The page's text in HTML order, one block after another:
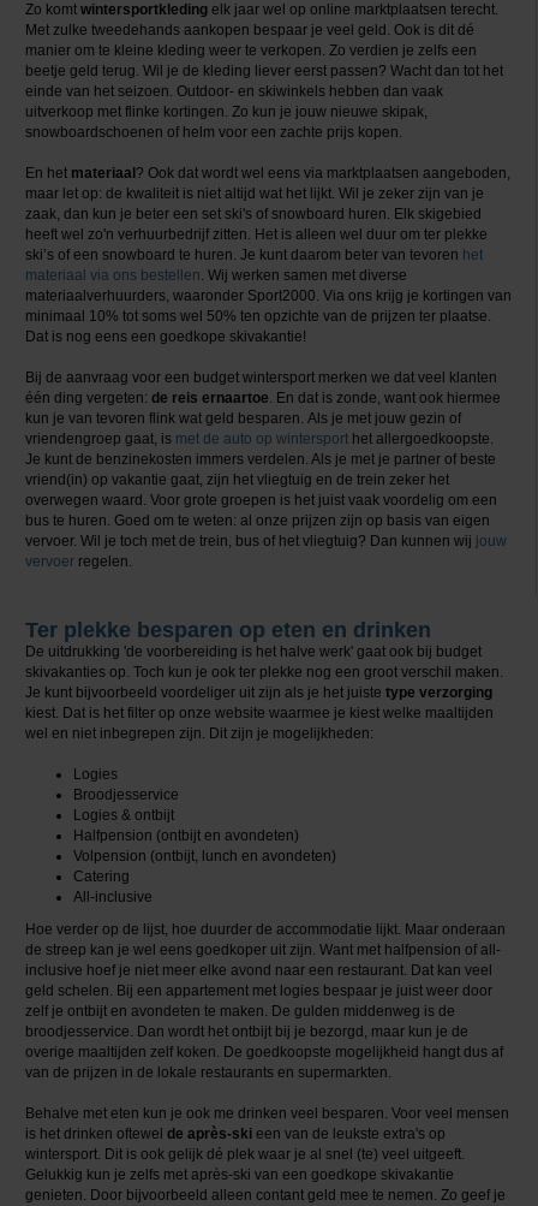
Zo komt wintersportkleding elk jaar wel op online marktplaatsen terecht.
Met zulke tweedehands aankopen bespaar je veel geld. Ook is dit dé
manier om te kleine kleding weer te verkopen. Zo verdien je zelfs een
beetje geld terug. Wil je de kleding liever eerst passen? Wacht dan tot het
einde van het seizoen. Outdoor- en skiwinkels hebben dan vaak
uitverkoop met flinke kortingen. Zo kun je jouw nieuwe skipak,
snowboardschoenen of helm voor een zachte prijs kopen.
En het materiaal ? Ook dat wordt wel eens via marktplaatsen aangeboden,
maar let op: de kwaliteit is niet altijd wat het lijkt. Wil je zeker zijn van je
zaak, dan kun je beter een set ski's of snowboard huren. Elk skigebied
heeft wel zo'n verhuurbedrijf zitten. Het is alleen wel duur om ter plekke
ski’s of een snowboard te huren. Je kunt daarom beter van tevoren het
materiaal via ons bestellen. Wij werken samen met diverse
materiaalverhuurders, waaronder Sport2000. Via ons krijg je kortingen van
minimaal 10% tot soms wel 50% ten opzichte van de prijzen ter plaatse.
Dat is nog eens een goedkope skivakantie!
Bij de aanvraag voor een budget wintersport merken we dat veel klanten
één ding vergeten: de reis ernaartoe. En dat is zonde, want ook hiermee
kun je van tevoren flink wat geld besparen. Als je met jouw gezin of
vriendengroep gaat, is met de auto op wintersport het allergoedkoopste.
Je kunt de benzinekosten immers verdelen. Als je met je partner of beste
vriend(in) op vakantie gaat, zijn het vliegtuig en de trein zeker het
overwegen waard. Voor grote groepen is het juist vaak voordelig om een
bus te huren. Goed om te weten: al onze prijzen zijn op basis van eigen
vervoer. Wil je toch met de trein, bus of het vliegtuig? Dan kunnen wij jouw
vervoer regelen.
Ter plekke besparen op eten en drinken
De uitdrukking 'de voorbereiding is het halve werk' gaat ook bij budget
skivakanties op. Toch kun je ook ter plekke nog een groot verschil maken.
Je kunt bijvoorbeeld voordeliger uit zijn als je het juiste type verzorging
kiest. Dat is het filter op onze website waarmee je kiest welke maaltijden
wel en niet inbegrepen zijn. Dit zijn je mogelijkheden:
Logies
Broodjesservice
Logies & ontbijt
Halfpension (ontbijt en avondeten)
Volpension (ontbijt, lunch en avondeten)
Catering
All-inclusive
Hoe verder op de lijst, hoe duurder de accommodatie lijkt. Maar onderaan
de streep kan je wel eens goedkoper uit zijn. Want met halfpension of all-
inclusive hoef je niet meer elke avond naar een restaurant. Dat kan veel
geld schelen. Bij een appartement met logies bespaar je juist weer door
zelf je ontbijt en avondeten te maken. De gulden middenweg is de
broodjesservice. Dan wordt het ontbijt bij je bezorgd, maar kun je de
overige maaltijden zelf koken. De goedkoopste mogelijkheid hangt dus af
van de prijzen in de lokale restaurants en supermarkten.
Behalve met eten kun je ook me drinken veel besparen. Voor veel mensen
is het drinken oftewel de après-ski een van de leukste extra's op
wintersport. Dit is ook gelijk dé plek waar je al snel (te) veel uitgeeft.
Gelukkig kun je zelfs met après-ski van een goedkope skivakantie
genieten. Door bijvoorbeeld alleen contant geld mee te nemen. Zo geef je